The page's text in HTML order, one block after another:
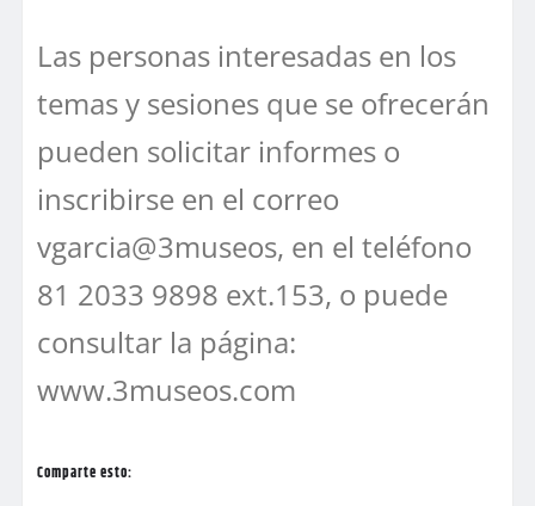
Las personas interesadas en los
temas y sesiones que se ofrecerán
pueden solicitar informes o
inscribirse en el correo
vgarcia@3museos, en el teléfono
81 2033 9898 ext.153, o puede
consultar la página:
www.3museos.com
Comparte esto: